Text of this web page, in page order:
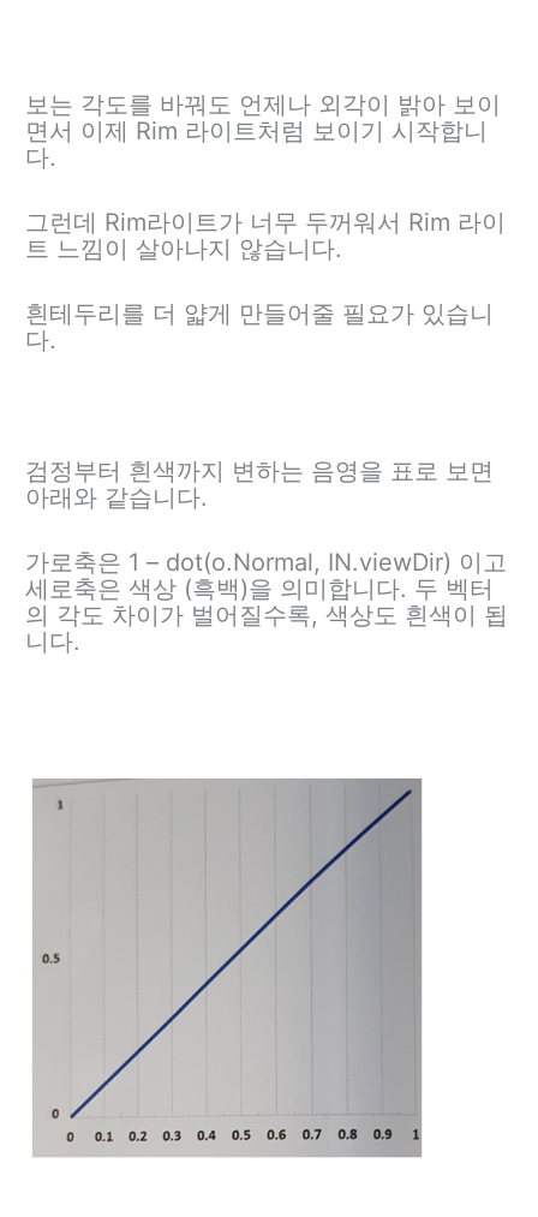
보는 각도를 바꿔도 언제나 외각이 밝아 보이
면서 이제 Rim 라이트처럼 보이기 시작합니
다.
그런데 Rim라이트가 너무 두꺼워서 Rim 라이
트 느낌이 살아나지 않습니다.
흰테두리를 더 얇게 만들어줄 필요가 있습니
다.
검정부터 흰색까지 변하는 음영을 표로 보면
아래와 같습니다.
가로축은 1 – dot(o.Normal, IN.viewDir) 이고
세로축은 색상 (흑백)을 의미합니다. 두 벡터
의 각도 차이가 벌어질수록, 색상도 흰색이 됩
니다.